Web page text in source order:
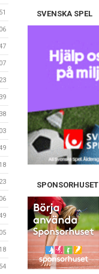
SVENSKA SPEL
SPONSORHUSET